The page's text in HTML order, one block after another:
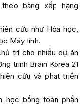
bảng xếp hạng
cứu như Hóa học,
Máy tính.
trì cho nhiều dự án
trình Brain Korea 21
cứu và phát triển
học bổng toàn phần